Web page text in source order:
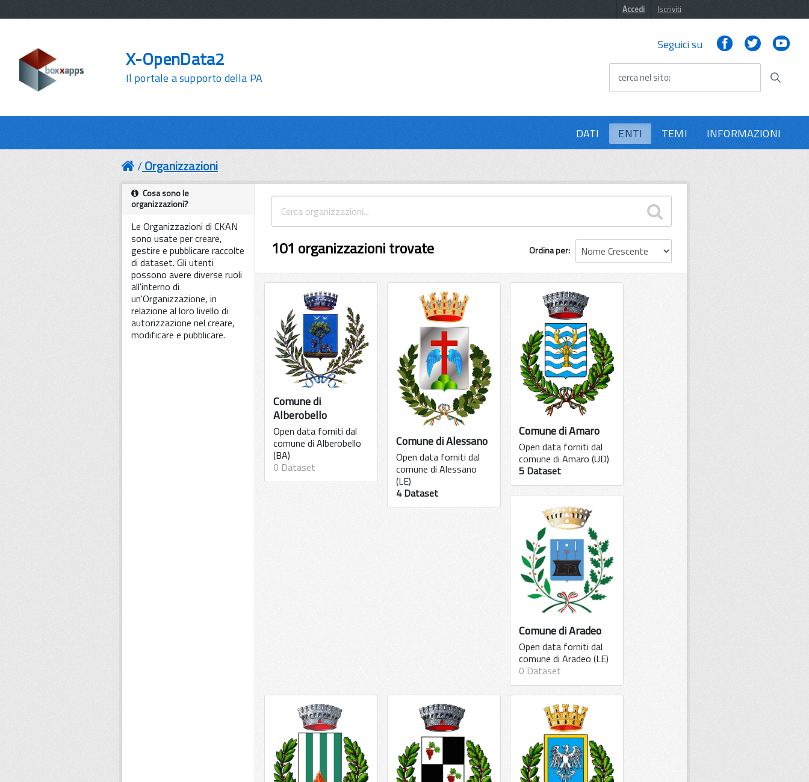
Accedi Iscriviti
X-OpenData2
Il portale a supporto della PA
Seguici su FacebookTwitter
cerca nel sito
DATI ENTI TEMI INFORMAZIONI
Organizzazioni
Ordina per
101 organizzazioni trovate
Comune di
Alberobello
Open data forniti dal
comune di Alberobello
(BA)
0 Dataset
Comune di Alessano
Open data forniti dal
comune di Alessano
(LE)
4 Dataset
Comune di Amaro
Open data forniti dal
comune di Amaro (UD)
5 Dataset
Comune di Aradeo
Open data forniti dal
comune di Aradeo (LE)
0 Dataset
Cosa sono le
organizzazioni?
Le Organizzazioni di CKAN
sono usate per creare,
gestire e pubblicare raccolte
di dataset. Gli utenti
possono avere diverse ruoli
all'interno di
un'Organizzazione, in
relazione al loro livello di
autorizzazione nel creare,
modificare e pubblicare.